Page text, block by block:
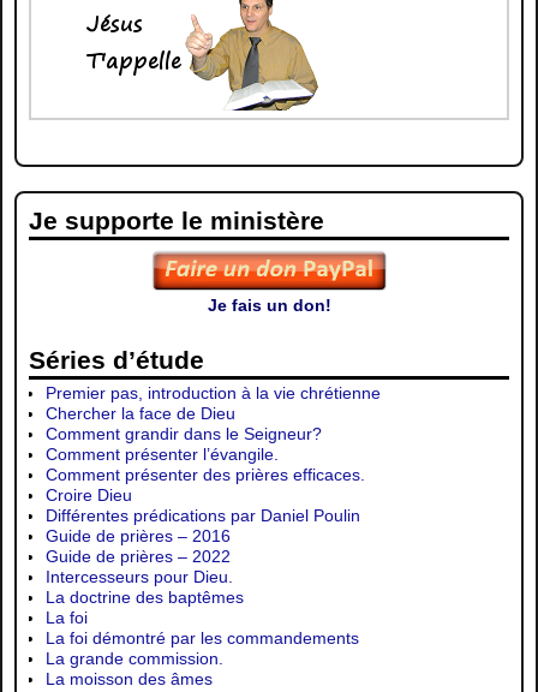
Je supporte le ministère
Je fais un don!
Séries d’étude
Premier pas, introduction à la vie chrétienne
Chercher la face de Dieu
Comment grandir dans le Seigneur?
Comment présenter l’évangile.
Comment présenter des prières efficaces.
Croire Dieu
Différentes prédications par Daniel Poulin
Guide de prières – 2016
Guide de prières – 2022
Intercesseurs pour Dieu.
La doctrine des baptêmes
La foi
La foi démontré par les commandements
La grande commission.
La moisson des âmes